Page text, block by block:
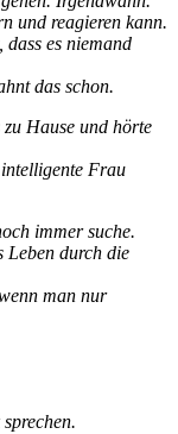
und reagieren kann.
es niemand
das schon.
Hause und hörte
Frau
immer suche.
Leben durch die
man nur